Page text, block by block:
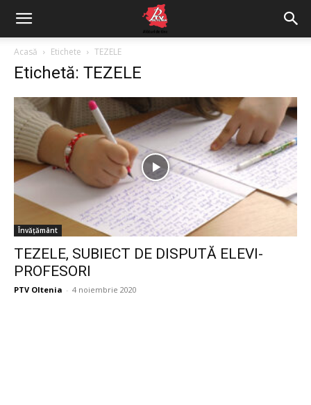
Acasă Etichete TEZELE
Etichetă: TEZELE
Învățământ
TEZELE, SUBIECT DE DISPUTĂ ELEVI-
PROFESORI
PTV Oltenia - 4 noiembrie 2020